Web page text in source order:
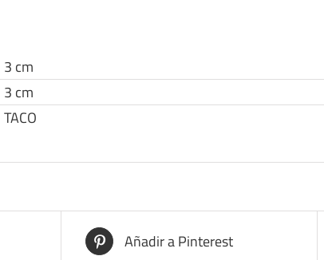
3 cm
3 cm
TACO
Añadir a Pinterest